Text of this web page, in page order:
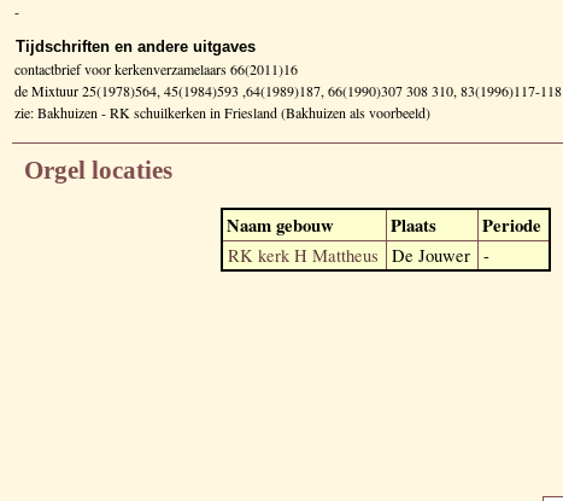
-
Tijdschriften en andere uitgaves
contactbrief voor kerkenverzamelaars 66(2011)16
de Mixtuur 25(1978)564, 45(1984)593 ,64(1989)187, 66(1990)307 308 310, 83(1996)117-118
zie: Bakhuizen - RK schuilkerken in Friesland (Bakhuizen als voorbeeld)
Orgel locaties
Naam gebouw Plaats Periode
RK kerk H Mattheus De Jouwer -